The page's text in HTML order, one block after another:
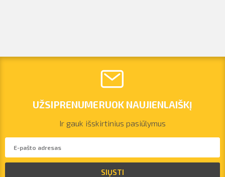
vilnius@arsenalrent.com
UŽSIPRENUMERUOK NAUJIENLAIŠKĮ
Ir gauk išskirtinius pasiūlymus
SIŲSTI